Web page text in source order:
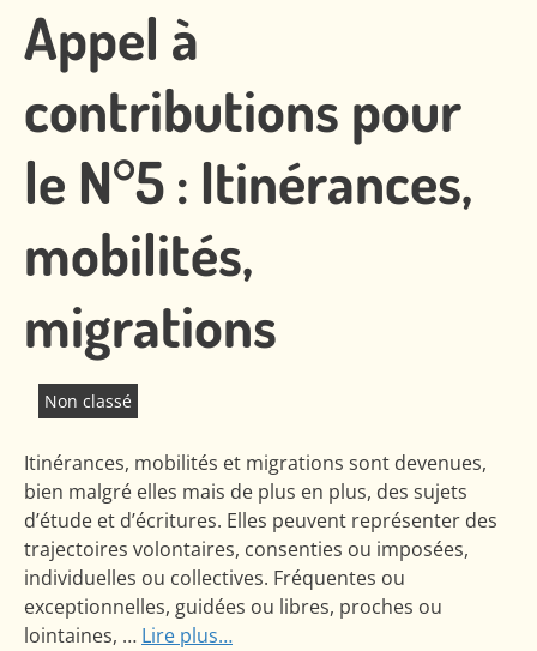
Appel à
contributions pour
le N°5 : Itinérances,
mobilités,
migrations
Non classé
Itinérances, mobilités et migrations sont devenues,
bien malgré elles mais de plus en plus, des sujets
d’étude et d’écritures. Elles peuvent représenter des
trajectoires volontaires, consenties ou imposées,
individuelles ou collectives. Fréquentes ou
exceptionnelles, guidées ou libres, proches ou
lointaines, … Lire plus…